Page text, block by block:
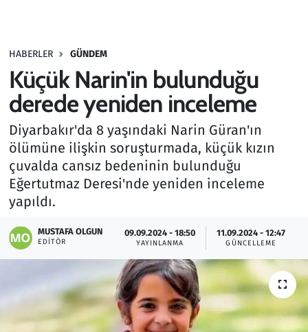
HABERLER GÜNDEM
Küçük Narin'in bulunduğu
derede yeniden inceleme
Diyarbakır'da 8 yaşındaki Narin Güran'ın
ölümüne ilişkin soruşturmada, küçük kızın
çuvalda cansız bedeninin bulunduğu
Eğertutmaz Deresi'nde yeniden inceleme
yapıldı.
MUSTAFA OLGUN
EDITÖR
09.09.2024 - 18:50
YAYINLANMA
11.09.2024 - 12:47
GÜNCELLEME
Haber
Kültür Sanat
Kurumsal Haberler
Lezzet Durağı
Memur ve Kamu
Otomobil
Ramazan